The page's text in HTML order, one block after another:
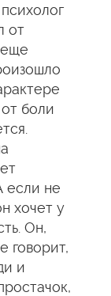
от
боли
если не
хочет у
Он,
говорит,
и